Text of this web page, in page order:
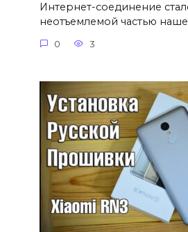
Интернет-соединение
неотъемлемой частью
0 3